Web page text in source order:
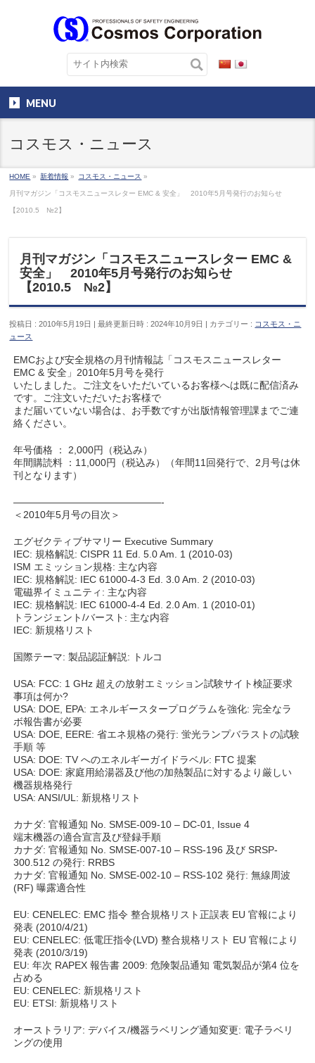
MENU
コスモス・ニュース
HOME » 新着情報 » コスモス・ニュース »
月刊マガジン「コスモスニュースレター EMC & 安全」 2010年5月号発行のお知らせ
【2010.5 №2】
月刊マガジン「コスモスニュースレター EMC &
安全」 2010年5月号発行のお知らせ
【2010.5 №2】
投稿日 : 2010年5月19日 最終更新日時 : 2024年10月9日 カテゴリー : コスモス・ニ
ュース
EMCおよび安全規格の月刊情報誌「コスモスニュースレター
EMC & 安全」2010年5月号を発行
いたしました。ご注文をいただいているお客様へは既に配信済み
です。ご注文いただいたお客様で
まだ届いていない場合は、お手数ですが出版情報管理課までご連
絡ください。
年号価格 ： 2,000円（税込み）
年間購読料 ：11,000円（税込み）（年間11回発行で、2月号は休
刊となります）
———————————————-
＜2010年5月号の目次＞
エグゼクティブサマリー Executive Summary
IEC: 規格解説: CISPR 11 Ed. 5.0 Am. 1 (2010-03)
ISM エミッション規格: 主な内容
IEC: 規格解説: IEC 61000-4-3 Ed. 3.0 Am. 2 (2010-03)
電磁界イミュニティ: 主な内容
IEC: 規格解説: IEC 61000-4-4 Ed. 2.0 Am. 1 (2010-01)
トランジェント/バースト: 主な内容
IEC: 新規格リスト
国際テーマ: 製品認証解説: トルコ
USA: FCC: 1 GHz 超えの放射エミッション試験サイト検証要求
事項は何か?
USA: DOE, EPA: エネルギースタープログラムを強化: 完全なラ
ボ報告書が必要
USA: DOE, EERE: 省エネ規格の発行: 蛍光ランプバラストの試験
手順 等
USA: DOE: TV へのエネルギーガイドラベル: FTC 提案
USA: DOE: 家庭用給湯器及び他の加熱製品に対するより厳しい
機器規格発行
USA: ANSI/UL: 新規格リスト
カナダ: 官報通知 No. SMSE-009-10 – DC-01, Issue 4
端末機器の適合宣言及び登録手順
カナダ: 官報通知 No. SMSE-007-10 – RSS-196 及び SRSP-
300.512 の発行: RRBS
カナダ: 官報通知 No. SMSE-002-10 – RSS-102 発行: 無線周波
(RF) 曝露適合性
EU: CENELEC: EMC 指令 整合規格リスト正誤表 EU 官報により
発表 (2010/4/21)
EU: CENELEC: 低電圧指令(LVD) 整合規格リスト EU 官報により
発表 (2010/3/19)
EU: 年次 RAPEX 報告書 2009: 危険製品通知 電気製品が第4 位を
占める
EU: CENELEC: 新規格リスト
EU: ETSI: 新規格リスト
オーストラリア: デバイス/機器ラベリング通知変更: 電子ラベリ
ングの使用